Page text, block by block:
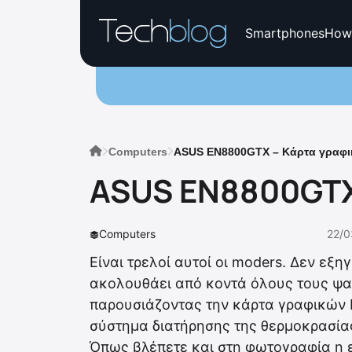
Smartphones
Computers ASUS EN8800GTX – Κάρτα
ASUS
Computers 22/
Είναι τρελοί αυτοί οι moders. Δεν
ακολουθάει από κοντά όλους τους
παρουσιάζοντας την κάρτα
σύστημα διατήρησης της
Όπως βλέπετε και στη φωτογραφία η